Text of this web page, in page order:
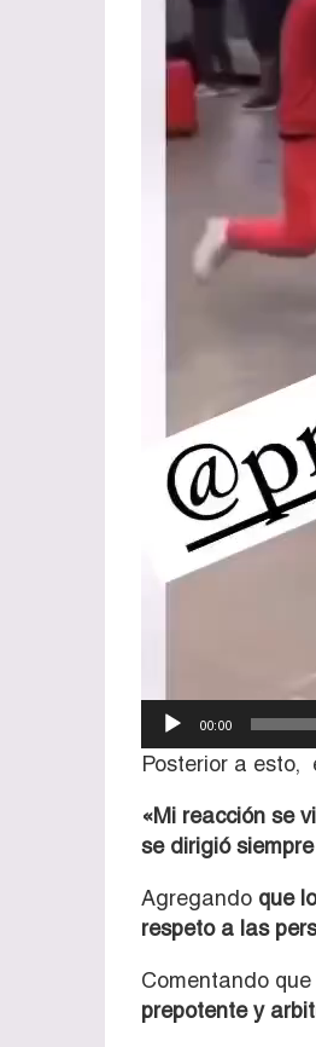
00:00
Posterior a esto,
«Mi reacción se
se dirigió
Agregando que
respeto a las
Comentando
prepotente y